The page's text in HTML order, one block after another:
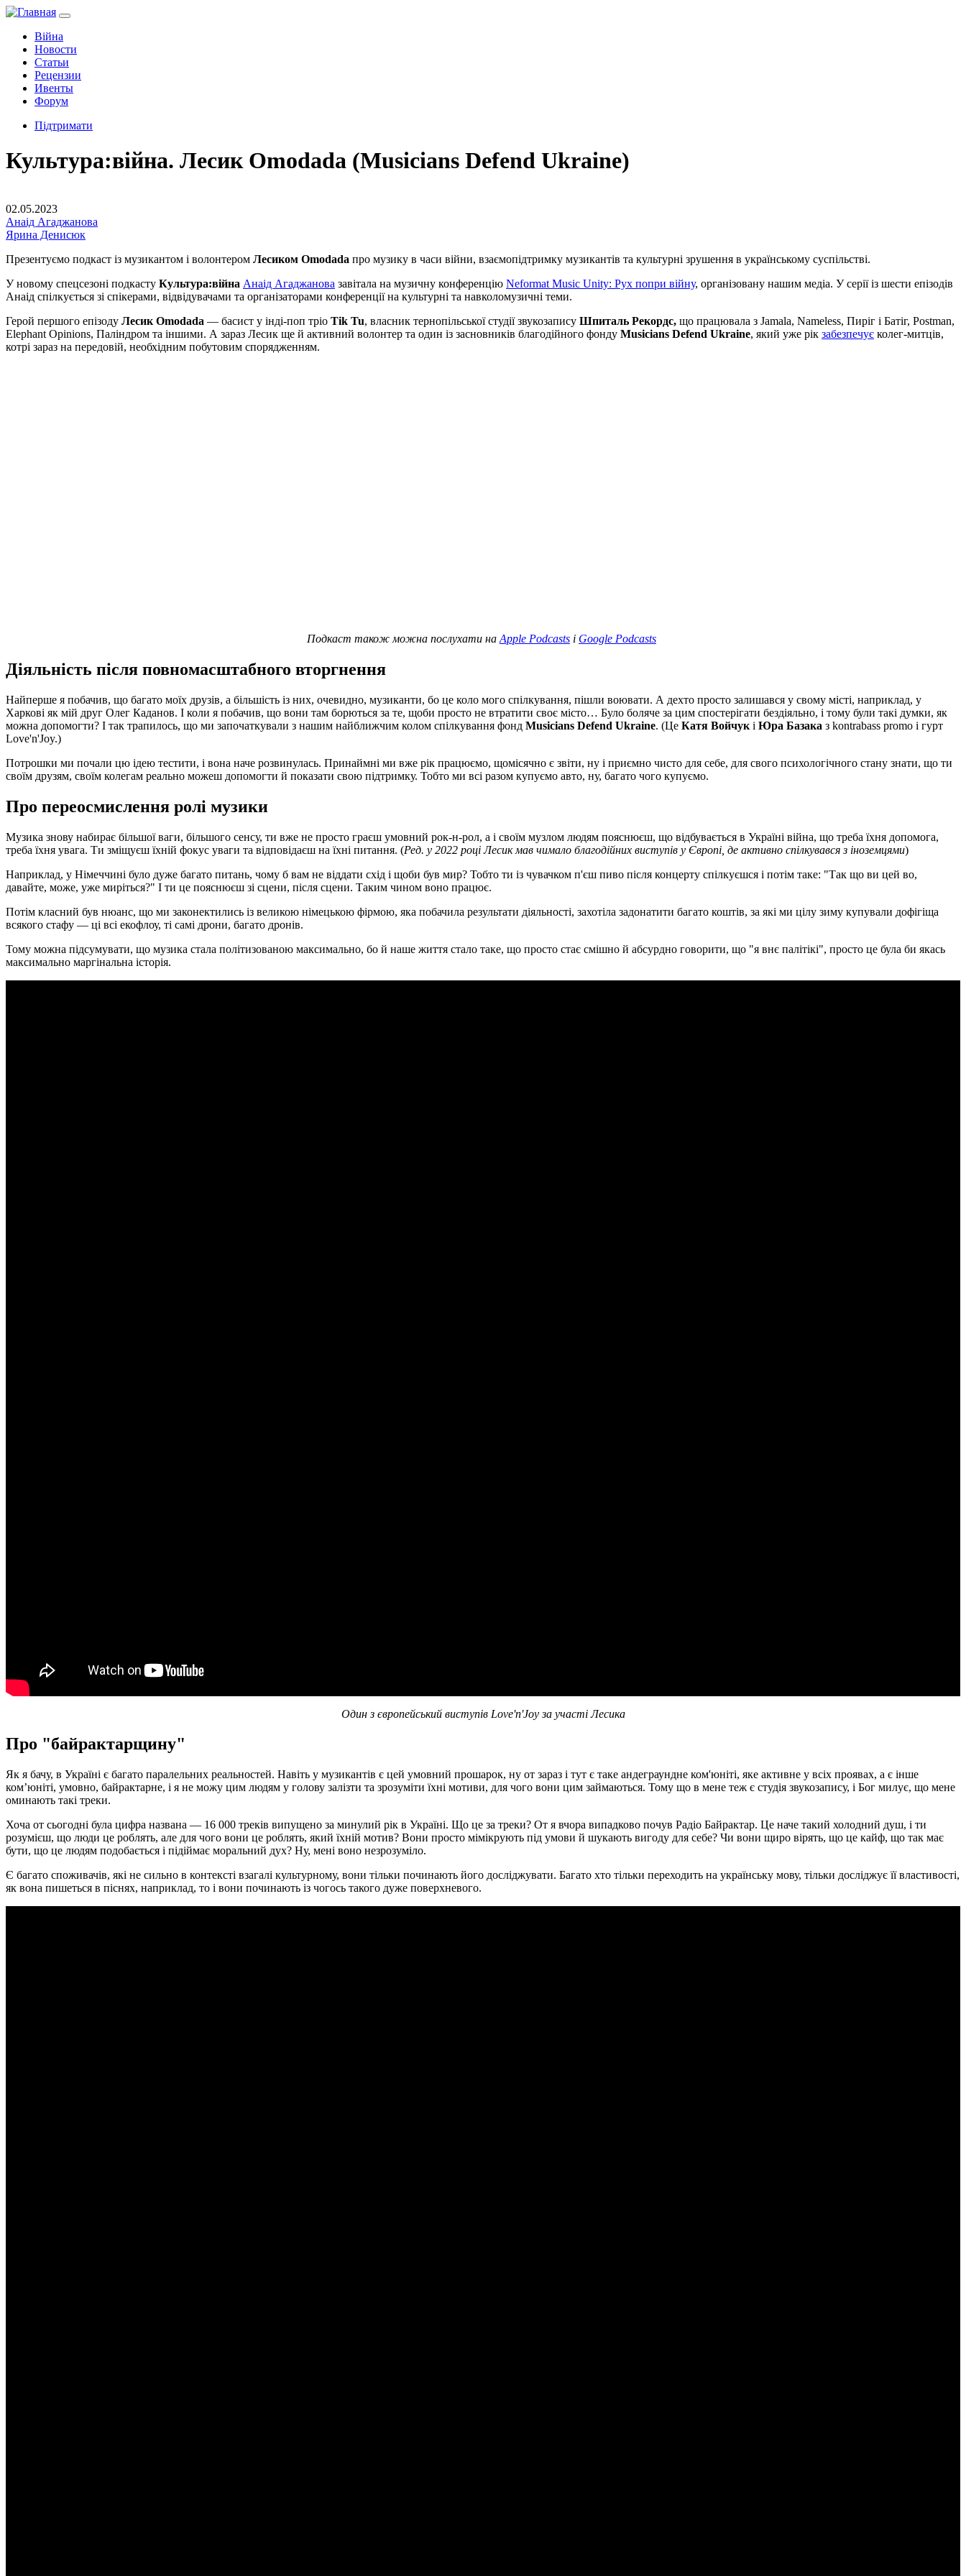
Війна
Новости
Статьи
Рецензии
Ивенты
Форум
Підтримати
Культура:війна. Лесик Omodada (Musicians Defend Ukraine)
02.05.2023
Анаід Агаджанова
Ярина Денисюк
Презентуємо подкаст із музикантом і волонтером Лесиком Omodada про музику в часи війни, взаємопідтримку музикантів та культурні зрушення в українському суспільстві.
У новому спецсезоні подкасту Культура:війна Анаід Агаджанова завітала на музичну конференцію Neformat Music Unity: Рух попри війну, організовану нашим медіа. У серії із шести епізодів
Анаід спілкується зі спікерами, відвідувачами та організаторами конференції на культурні та навколомузичні теми.
Герой першого епізоду Лесик Omodada — басист у інді-поп тріо Tik Tu, власник тернопільської студії звукозапису Шпиталь Рекордс, що працювала з Jamala, Nameless, Пиріг і Батіг, Postman,
Elephant Opinions, Паліндром та іншими. А зараз Лесик ще й активний волонтер та один із засновників благодійного фонду Musicians Defend Ukraine, який уже рік забезпечує колег-митців,
котрі зараз на передовій, необхідним побутовим спорядженням.
Подкаст також можна послухати на Apple Podcasts i Google Podcasts
Діяльність після повномасштабного вторгнення
Найперше я побачив, що багато моїх друзів, а більшість із них, очевидно, музиканти, бо це коло мого спілкування, пішли воювати. А дехто просто залишався у свому місті, наприклад, у
Харкові як мій друг Олег Каданов. І коли я побачив, що вони там борються за те, щоби просто не втратити своє місто… Було боляче за цим спостерігати бездіяльно, і тому були такі думки, як
можна допомогти? І так трапилось, що ми започаткували з нашим найближчим колом спілкування фонд Musicians Defend Ukraine. (Це Катя Войчук і Юра Базака з kontrabass promo і гурт
Love'n'Joy.)
Потрошки ми почали цю ідею тестити, і вона наче розвинулась. Принаймні ми вже рік працюємо, щомісячно є звіти, ну і приємно чисто для себе, для свого психологічного стану знати, що ти
своїм друзям, своїм колегам реально можеш допомогти й показати свою підтримку. Тобто ми всі разом купуємо авто, ну, багато чого купуємо.
Про переосмислення ролі музики
Музика знову набирає більшої ваги, більшого сенсу, ти вже не просто граєш умовний рок-н-рол, а і своїм музлом людям пояснюєш, що відбувається в Україні війна, що треба їхня допомога,
треба їхня увага. Ти зміщуєш їхній фокус уваги та відповідаєш на їхні питання. (Ред. у 2022 році Лесик мав чимало благодійних виступів у Європі, де активно спілкувався з іноземцями)
Наприклад, у Німеччині було дуже багато питань, чому б вам не віддати схід і щоби був мир? Тобто ти із чувачком п'єш пиво після концерту спілкуєшся і потім таке: "Так що ви цей во,
давайте, може, уже миріться?" І ти це пояснюєш зі сцени, після сцени. Таким чином воно працює.
Потім класний був нюанс, що ми законектились із великою німецькою фірмою, яка побачила результати діяльності, захотіла задонатити багато коштів, за які ми цілу зиму купували дофігіща
всякого стафу — ці всі екофлоу, ті самі дрони, багато дронів.
Тому можна підсумувати, що музика стала політизованою максимально, бо й наше життя стало таке, що просто стає смішно й абсурдно говорити, що "я внє палітікі", просто це була би якась
максимально маргінальна історія.
Один з європейський виступів Love'n'Joy за участі Лесика
Про "байрактарщину"
Як я бачу, в Україні є багато паралельних реальностей. Навіть у музикантів є цей умовний прошарок, ну от зараз і тут є таке андеграундне ком'юніті, яке активне у всіх проявах, а є інше
ком’юніті, умовно, байрактарне, і я не можу цим людям у голову залізти та зрозуміти їхні мотиви, для чого вони цим займаються. Тому що в мене теж є студія звукозапису, і Бог милує, що мене
оминають такі треки.
Хоча от сьогодні була цифра названа — 16 000 треків випущено за минулий рік в Україні. Що це за треки? От я вчора випадково почув Радіо Байрактар. Це наче такий холодний душ, і ти
розумієш, що люди це роблять, але для чого вони це роблять, який їхній мотив? Вони просто мімікрують під умови й шукають вигоду для себе? Чи вони щиро вірять, що це кайф, що так має
бути, що це людям подобається і підіймає моральний дух? Ну, мені воно незрозуміло.
Є багато споживачів, які не сильно в контексті взагалі культурному, вони тільки починають його досліджувати. Багато хто тільки переходить на українську мову, тільки досліджує її властивості,
як вона пишеться в піснях, наприклад, то і вони починають із чогось такого дуже поверхневого.